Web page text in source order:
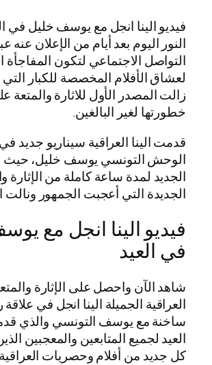
فيديو الينا انجل مع يوسف خليل في
النور اليوم بعد أيام من الإعلان عنه
التواصل الاجتماعي لتكون المفاجأة
لعشاق الأفلام المخصصة للكبار
زالت المصدر الأول للاثارة والمتعة
خطورتها لغير البالغين.
قدمت الينا العراقية سيناريو جديد
الوحش التونسي يوسف خليل، حيث
الجديد لمدة ساعة كاملة من الإثارة
الجديدة التي أعجبت الجمهور
فيديو الينا انجل مع
في العيد
شاهد الآن واحصل على الإثارة
العراقية الجميلة الينا انجل في
ساخنة مع يوسف التونسي والذي
العيد لجميع المتابعين والمعجبين
كل جديد من أفلام وحصريات العراقية